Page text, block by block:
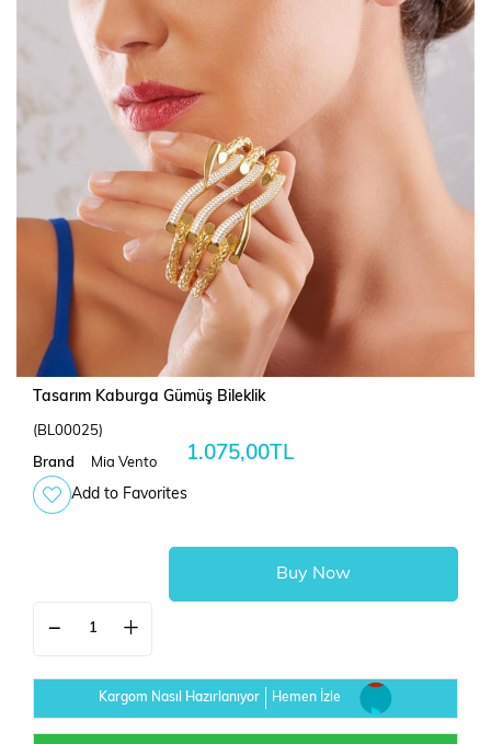
Tasarım Kaburga Gümüş Bileklik
(BL00025)
Brand Mia Vento 1.075,00TL
Add to Favorites
Kargom Nasıl Hazırlanıyor Hemen İzle